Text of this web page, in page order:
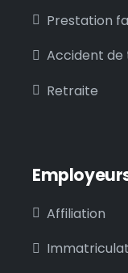
Prestation
Accident de
Retraite
Affiliation